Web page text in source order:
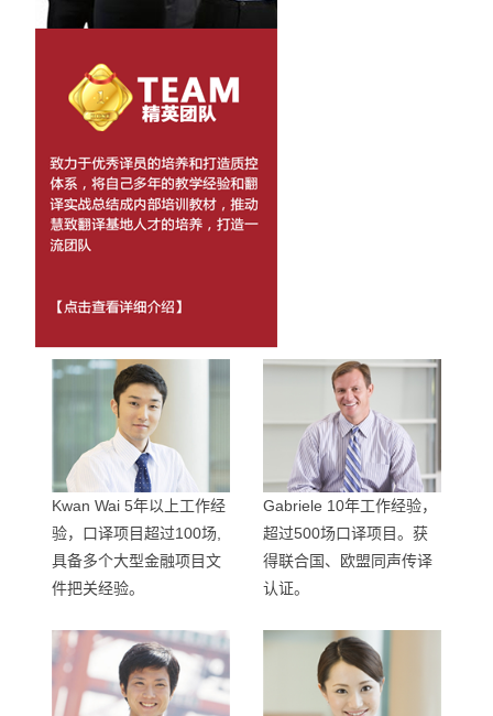
Kwan Wai 5年以上工作经
验，口译项目超过100场,
具备多个大型金融项目文
件把关经验。
Gabriele 10年工作经验，
超过500场口译项目。获
得联合国、欧盟同声传译
认证。